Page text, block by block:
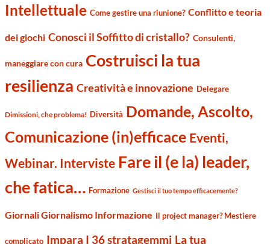
Intellettuale Come gestire una riunione? Conflitto e teoria
dei giochi Conosci il Soffitto di cristallo? Consulenti,
maneggiare con cura Costruisci la tua
resilienza Creatività e innovazione Delegare
Dimissioni, che problema! Diversità Domande, Ascolto,
Comunicazione (in)efficace Eventi,
Webinar. Interviste Fare il (e la) leader,
che fatica… Formazione Gestisci il tuo tempo efficacemente?
Giornali Giornalismo Informazione Il project manager? Mestiere
complicato Impara I 36 stratagemmi La tua